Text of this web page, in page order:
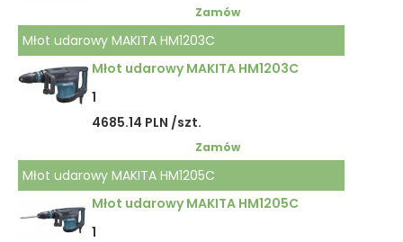
Zamów
Młot udarowy MAKITA HM1203C
Młot udarowy MAKITA HM1203C
1
4685.14 PLN /szt.
Zamów
Młot udarowy MAKITA HM1205C
Młot udarowy MAKITA HM1205C
1